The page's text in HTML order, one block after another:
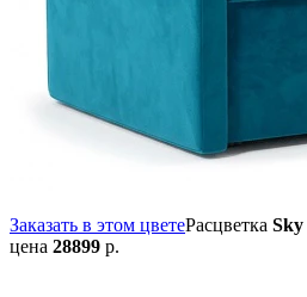
Заказать в этом цветеРасцветка Sky
цена 28899 р.